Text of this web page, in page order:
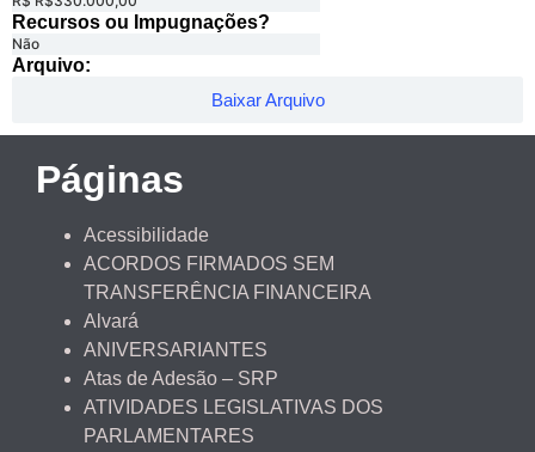
Recursos ou Impugnações? ​
Não
Arquivo:
Baixar Arquivo
Páginas
Acessibilidade
ACORDOS FIRMADOS SEM
TRANSFERÊNCIA FINANCEIRA
Alvará
ANIVERSARIANTES
Atas de Adesão – SRP
ATIVIDADES LEGISLATIVAS DOS
PARLAMENTARES